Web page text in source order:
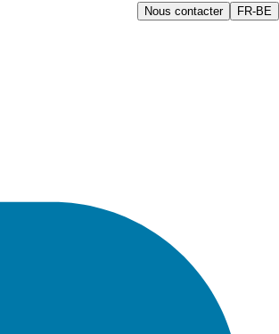
Nous contacter FR-BE